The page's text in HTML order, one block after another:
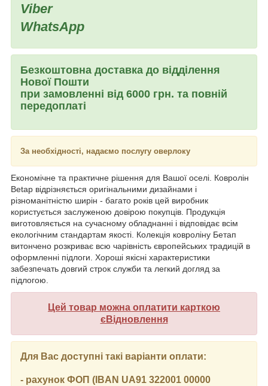
Viber
WhatsApp
Безкоштовна доставка до відділення
Нової Пошти
при замовленні від 6000 грн. та повній
передоплаті
За необхідності, надаємо послугу оверлоку
Економічне та практичне рішення для Вашої оселі. Ковролін
Betap відрізняється оригінальними дизайнами і
різноманітністю ширін - багато років цей виробник
користується заслуженою довірою покупців. Продукція
виготовляється на сучасному обладнанні і відповідає всім
екологічним стандартам якості. Колекція ковроліну Бетап
витончено розкриває всю чарівність європейських традицій в
оформленні підлоги. Хороші якісні характеристики
забезпечать довгий строк служби та легкий догляд за
підлогою.
Цей товар можна оплатити карткою
єВідновлення
Для Вас доступні такі варіанти оплати:
- рахунок ФОП (IBAN UA91 322001 00000